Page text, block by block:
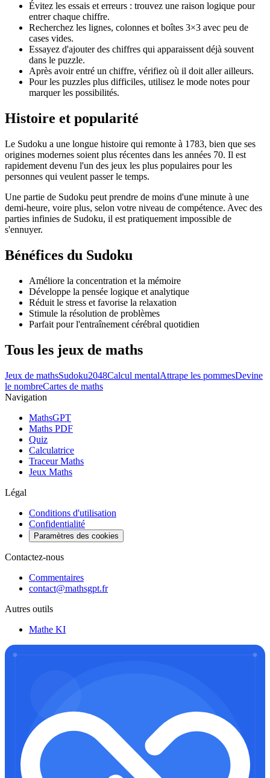
Évitez les essais et erreurs : trouvez une raison logique pour
entrer chaque chiffre.
Recherchez les lignes, colonnes et boîtes 3×3 avec peu de
cases vides.
Essayez d'ajouter des chiffres qui apparaissent déjà souvent
dans le puzzle.
Après avoir entré un chiffre, vérifiez où il doit aller ailleurs.
Pour les puzzles plus difficiles, utilisez le mode notes pour
marquer les possibilités.
Histoire et popularité
Le Sudoku a une longue histoire qui remonte à 1783, bien que ses
origines modernes soient plus récentes dans les années 70. Il est
rapidement devenu l'un des jeux les plus populaires pour les
personnes qui veulent passer le temps.
Une partie de Sudoku peut prendre de moins d'une minute à une
demi-heure, voire plus, selon votre niveau de compétence. Avec des
parties infinies de Sudoku, il est pratiquement impossible de
s'ennuyer.
Bénéfices du Sudoku
Améliore la concentration et la mémoire
Développe la pensée logique et analytique
Réduit le stress et favorise la relaxation
Stimule la résolution de problèmes
Parfait pour l'entraînement cérébral quotidien
Tous les jeux de maths
Jeux de mathsSudoku2048Calcul mentalAttrape les pommesDevine
le nombreCartes de maths
Navigation
MathsGPT
Maths PDF
Quiz
Calculatrice
Traceur Maths
Jeux Maths
Légal
Conditions d'utilisation
Confidentialité
Paramètres des cookies
Contactez-nous
Commentaires
contact@mathsgpt.fr
Autres outils
Mathe KI